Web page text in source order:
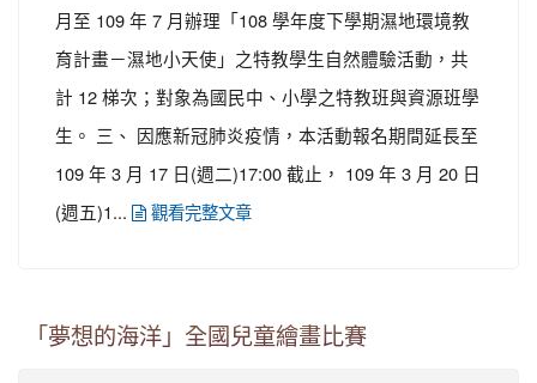
月至 109 年 7 月辦理「108 學年度下學期濕地環境教
育計畫－濕地小天使」之特教學生自然體驗活動，共
計 12 梯次；對象為國民中、小學之特教班與資源班學
生。 三、 因應新冠肺炎疫情，本活動報名期間延長至
109 年 3 月 17 日(週二)17:00 截止， 109 年 3 月 20 日
(週五)1...
觀看完整文章
「夢想的海洋」全國兒童繪畫比賽